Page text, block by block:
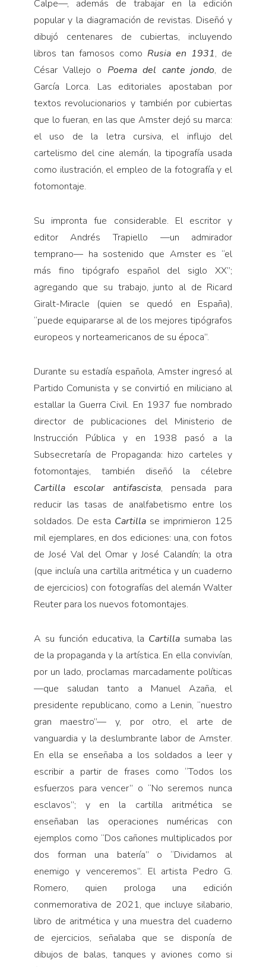
Calpe—, además de trabajar en la edición
popular y la diagramación de revistas. Diseñó y
dibujó centenares de cubiertas, incluyendo
libros tan famosos como Rusia en 1931, de
César Vallejo o Poema del cante jondo, de
García Lorca. Las editoriales apostaban por
textos revolucionarios y también por cubiertas
que lo fueran, en las que Amster dejó su marca:
el uso de la letra cursiva, el influjo del
cartelismo del cine alemán, la tipografía usada
como ilustración, el empleo de la fotografía y el
fotomontaje.
Su impronta fue considerable. El escritor y
editor Andrés Trapiello —un admirador
temprano— ha sostenido que Amster es “el
más fino tipógrafo español del siglo XX”;
agregando que su trabajo, junto al de Ricard
Giralt-Miracle (quien se quedó en España),
“puede equipararse al de los mejores tipógrafos
europeos y norteamericanos de su época”.
Durante su estadía española, Amster ingresó al
Partido Comunista y se convirtió en miliciano al
estallar la Guerra Civil. En 1937 fue nombrado
director de publicaciones del Ministerio de
Instrucción Pública y en 1938 pasó a la
Subsecretaría de Propaganda: hizo carteles y
fotomontajes, también diseñó la célebre
Cartilla escolar antifascista, pensada para
reducir las tasas de analfabetismo entre los
soldados. De esta Cartilla se imprimieron 125
mil ejemplares, en dos ediciones: una, con fotos
de José Val del Omar y José Calandín; la otra
(que incluía una cartilla aritmética y un cuaderno
de ejercicios) con fotografías del alemán Walter
Reuter para los nuevos fotomontajes.
A su función educativa, la Cartilla sumaba las
de la propaganda y la artística. En ella convivían,
por un lado, proclamas marcadamente políticas
—que saludan tanto a Manuel Azaña, el
presidente republicano, como a Lenin, “nuestro
gran maestro”— y, por otro, el arte de
vanguardia y la deslumbrante labor de Amster.
En ella se enseñaba a los soldados a leer y
escribir a partir de frases como “Todos los
esfuerzos para vencer” o “No seremos nunca
esclavos”; y en la cartilla aritmética se
enseñaban las operaciones numéricas con
ejemplos como “Dos cañones multiplicados por
dos forman una batería” o “Dividamos al
enemigo y venceremos”. El artista Pedro G.
Romero, quien prologa una edición
conmemorativa de 2021, que incluye silabario,
libro de aritmética y una muestra del cuaderno
de ejercicios, señalaba que se disponía de
dibujos de balas, tanques y aviones como si